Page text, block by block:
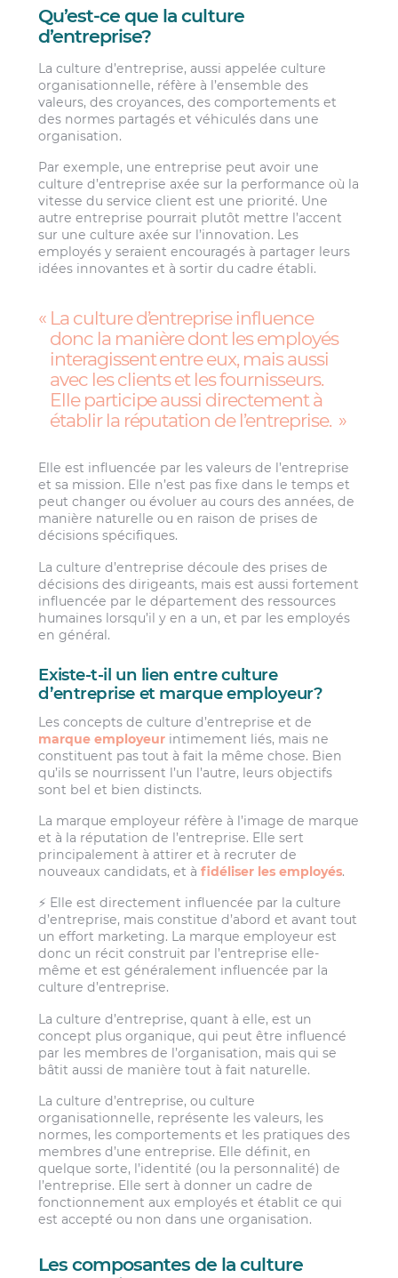
Qu’est-ce que la culture
d’entreprise?
La culture d’entreprise, aussi appelée culture
organisationnelle, réfère à l’ensemble des
valeurs, des croyances, des comportements et
des normes partagés et véhiculés dans une
organisation.
Par exemple, une entreprise peut avoir une
culture d’entreprise axée sur la performance où la
vitesse du service client est une priorité. Une
autre entreprise pourrait plutôt mettre l’accent
sur une culture axée sur l’innovation. Les
employés y seraient encouragés à partager leurs
idées innovantes et à sortir du cadre établi.
La culture d’entreprise influence
donc la manière dont les employés
interagissent entre eux, mais aussi
avec les clients et les fournisseurs.
Elle participe aussi directement à
établir la réputation de l’entreprise.
Elle est influencée par les valeurs de l’entreprise
et sa mission. Elle n’est pas fixe dans le temps et
peut changer ou évoluer au cours des années, de
manière naturelle ou en raison de prises de
décisions spécifiques.
La culture d’entreprise découle des prises de
décisions des dirigeants, mais est aussi fortement
influencée par le département des ressources
humaines lorsqu’il y en a un, et par les employés
en général.
Existe-t-il un lien entre culture
d’entreprise et marque employeur?
Les concepts de culture d’entreprise et de
marque employeur intimement liés, mais ne
constituent pas tout à fait la même chose. Bien
qu’ils se nourrissent l’un l’autre, leurs objectifs
sont bel et bien distincts.
La marque employeur réfère à l’image de marque
et à la réputation de l’entreprise. Elle sert
principalement à attirer et à recruter de
nouveaux candidats, et àfidéliser les employés.
⚡ Elle est directement influencée par la culture
d’entreprise, mais constitue d’abord et avant tout
un effort marketing. La marque employeur est
donc un récit construit par l’entreprise elle-
même et est généralement influencée par la
culture d’entreprise.
La culture d’entreprise, quant à elle, est un
concept plus organique, qui peut être influencé
par les membres de l’organisation, mais qui se
bâtit aussi de manière tout à fait naturelle.
La culture d’entreprise, ou culture
organisationnelle, représente les valeurs, les
normes, les comportements et les pratiques des
membres d’une entreprise. Elle définit, en
quelque sorte, l’identité (ou la personnalité) de
l’entreprise. Elle sert à donner un cadre de
fonctionnement aux employés et établit ce qui
est accepté ou non dans une organisation.
Les composantes de la culture